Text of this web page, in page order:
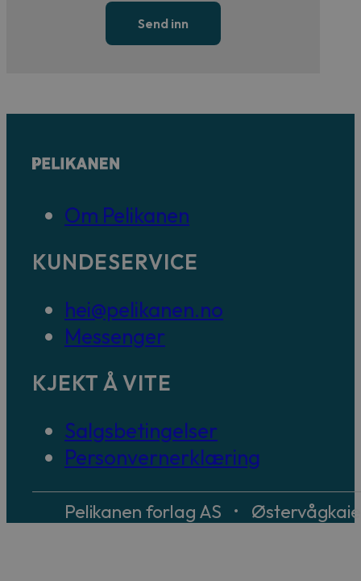
Send inn
Om Pelikanen
KUNDESERVICE
hei@pelikanen.no
Messenger
KJEKT Å VITE
Salgsbetingelser
Personvernerklæring
Pelikanen forlag AS •